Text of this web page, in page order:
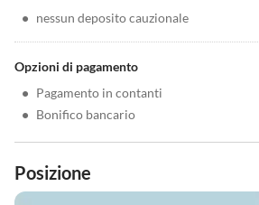
• nessun deposito cauzionale
Opzioni di pagamento
• Pagamento in contanti
• Bonifico bancario
Posizione